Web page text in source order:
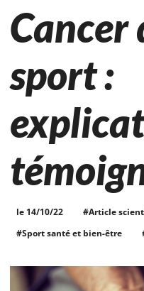
Cancer
sport :
le 14/10/22
#Article
#Sport santé et bien-être